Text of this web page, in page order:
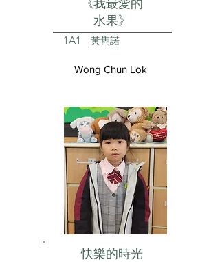
水果》
1A1 黃雋諾
Wong Chun Lok
快樂的時光